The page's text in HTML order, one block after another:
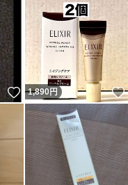
いいね！
1,890 円